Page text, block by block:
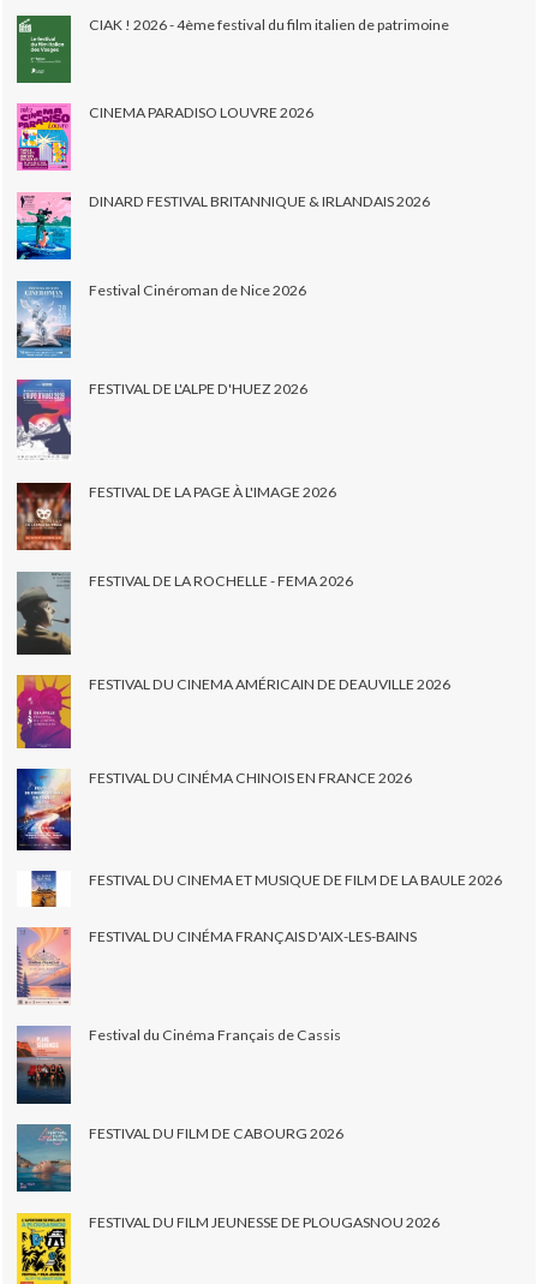
CIAK ! 2026 - 4ème festival du film italien de patrimoine
CINEMA PARADISO LOUVRE 2026
DINARD FESTIVAL BRITANNIQUE & IRLANDAIS 2026
Festival Cinéroman de Nice 2026
FESTIVAL DE L'ALPE D'HUEZ 2026
FESTIVAL DE LA PAGE À L'IMAGE 2026
FESTIVAL DE LA ROCHELLE - FEMA 2026
FESTIVAL DU CINEMA AMÉRICAIN DE DEAUVILLE 2026
FESTIVAL DU CINÉMA CHINOIS EN FRANCE 2026
FESTIVAL DU CINEMA ET MUSIQUE DE FILM DE LA BAULE 2026
FESTIVAL DU CINÉMA FRANÇAIS D'AIX-LES-BAINS
Festival du Cinéma Français de Cassis
FESTIVAL DU FILM DE CABOURG 2026
FESTIVAL DU FILM JEUNESSE DE PLOUGASNOU 2026